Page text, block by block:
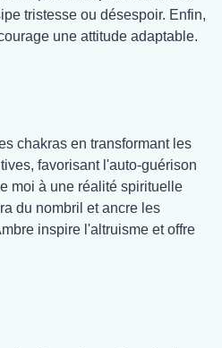
tristesse ou désespoir. Enfin,
une attitude adaptable.
chakras en transformant les
favorisant l'auto-guérison
moi à une réalité spirituelle
du nombril et ancre les
inspire l'altruisme et offre